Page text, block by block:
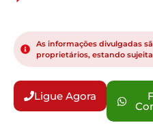
As informações divulgadas
proprietários, estando
Ligue Agora